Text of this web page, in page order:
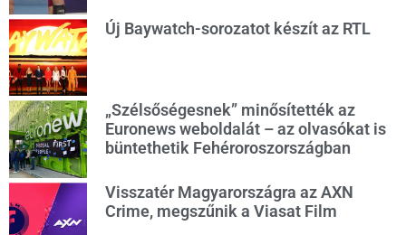
Új Baywatch-sorozatot készít az RTL
„Szélsőségesnek” minősítették az
Euronews weboldalát – az olvasókat is
büntethetik Fehéroroszországban
Visszatér Magyarországra az AXN
Crime, megszűnik a Viasat Film